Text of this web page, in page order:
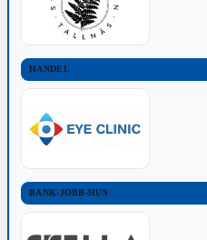
HANDEL
BANK-JOBB-HUS